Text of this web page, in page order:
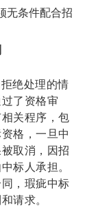
无条件配合招
绝处理的情
了资格审
关程序，包
格，一旦中
取消，因招
标人承担。
，瑕疵中标
请求。